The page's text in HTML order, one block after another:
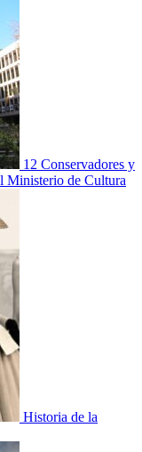
12 Conservadores y
Ministerio de Cultura
Historia de la